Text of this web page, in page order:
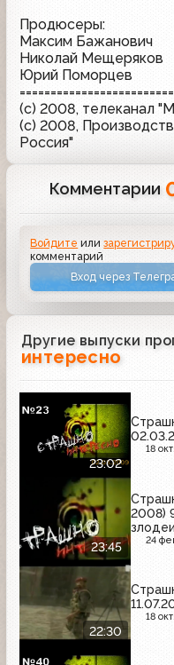
Продюсеры:
Максим Бажанович
Николай Мещеряков
Юрий Поморцев
(с) 2008, телеканал
(с) 2008,
Россия"
Комментарии
Войдите или
комментарий
Вход через
Другие выпуски
интересно
23:02
18
23:45
2008)
злодеи
24
22:30
18